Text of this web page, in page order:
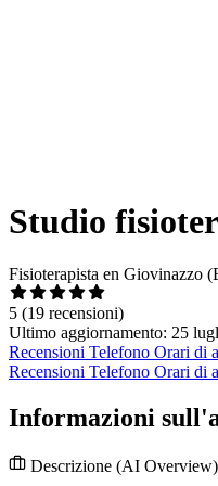
Studio
Fisioterapista en Giovinazzo
5 (19 recensioni)
Ultimo aggiornamento: 25
Recensioni Telefono Orari di
Recensioni Telefono Orari di
Informazioni
Descrizione (AI Overview)